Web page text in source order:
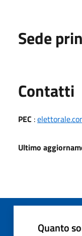
Sede
Contatti
PEC :
Ultimo
Quanto